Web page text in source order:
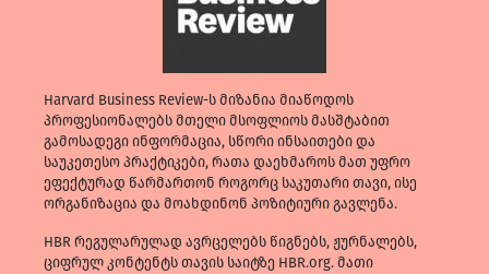
Harvard Business Review-ს მიზანია მიაწოდოს
პროფესიონალებს მთელი მსოფლიოს მასშტაბით
გამოსადეგი ინფორმაცია, სწორი ინსაითები და
საუკეთესო პრაქტიკები, რათა დაეხმაროს მათ უფრო
ეფექტურად წარმართონ როგორც საკუთარი თავი, ისე
ორგანიზაცია და მოახდინონ პოზიტიური გავლენა.
HBR რეგულარულად ავრცელებს წიგნებს, ჟურნალებს,
ციფრულ კონტენტს თავის საიტზე HBR.org. მათი